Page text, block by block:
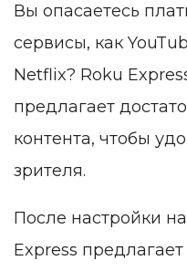
Вы опасаетесь
сервисы, как
Netflix? Roku
предлагает
контента, чтобы
зрителя.
После настройки
Express